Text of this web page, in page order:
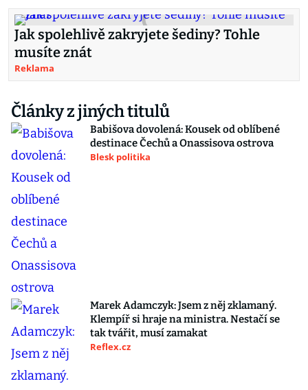
Jak spolehlivě zakryjete šediny? Tohle
musíte znát
Reklama
Články z jiných titulů
Babišova dovolená: Kousek od oblíbené
destinace Čechů a Onassisova ostrova
Blesk politika
Marek Adamczyk: Jsem z něj zklamaný.
Klempíř si hraje na ministra. Nestačí se
tak tvářit, musí zamakat
Reflex.cz